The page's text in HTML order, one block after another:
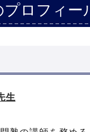
プロフィー
生